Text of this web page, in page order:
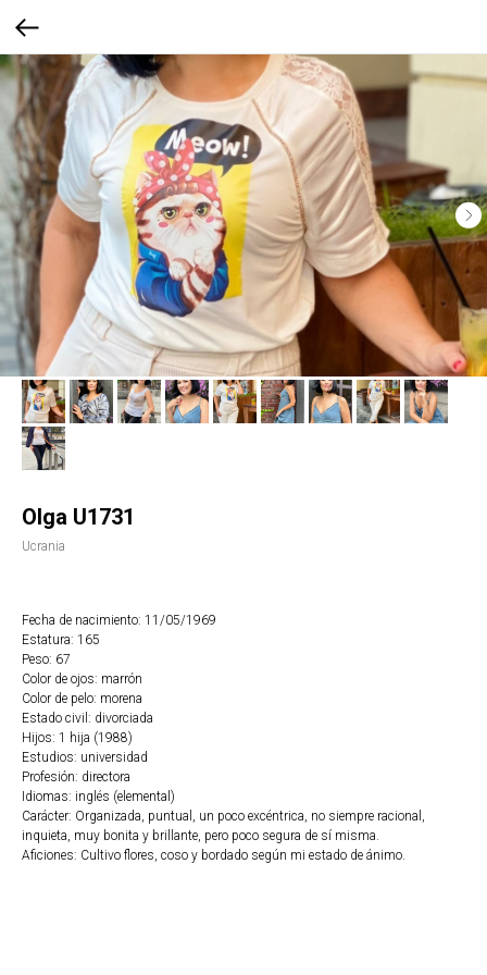
Olga U1731
Ucrania
Fecha de nacimiento: 11/05/1969
Estatura: 165
Peso: 67
Color de ojos: marrón
Color de pelo: morena
Estado civil: divorciada
Hijos: 1 hija (1988)
Estudios: universidad
Profesión: directora
Idiomas: inglés (elemental)
Carácter: Organizada, puntual, un poco excéntrica, no siempre racional,
inquieta, muy bonita y brillante, pero poco segura de sí misma.
Aficiones: Cultivo flores, coso y bordado según mi estado de ánimo.